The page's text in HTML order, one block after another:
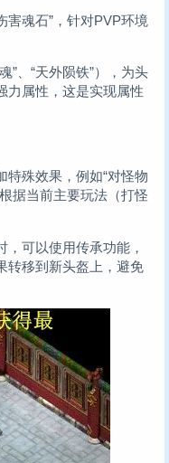
害魂石”，针对PVP环境
”、“天外陨铁”），为头
力属性，这是实现属性
特殊效果，例如“对怪物
据当前主要玩法（打怪
可以使用传承功能，
转移到新头盔上，避免